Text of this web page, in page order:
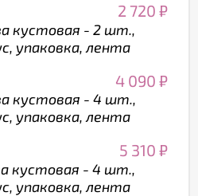
2 720 ₽
кустовая - 2 шт.,
упаковка, лента
4 090 ₽
кустовая - 4 шт.,
упаковка, лента
5 310 ₽
кустовая - 4 шт.,
упаковка, лента